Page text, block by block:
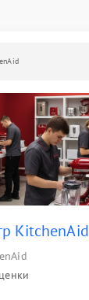
KitchenAid